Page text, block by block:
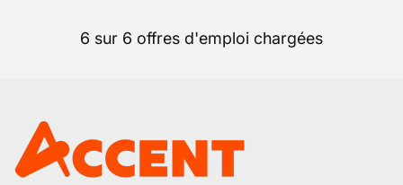
6 sur 6 offres d'emploi chargées